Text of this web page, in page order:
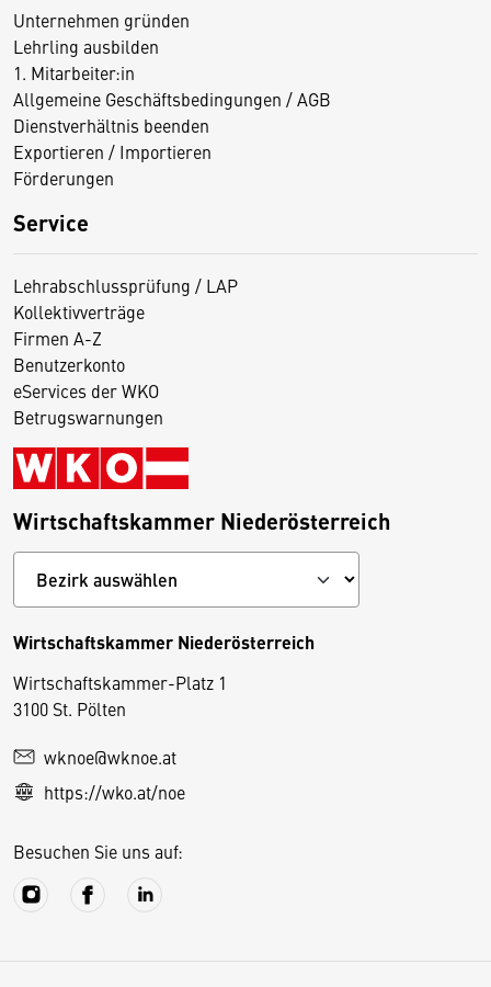
Unternehmen gründen
Lehrling ausbilden
1. Mitarbeiter:in
Allgemeine Geschäftsbedingungen / AGB
Dienstverhältnis beenden
Exportieren / Importieren
Förderungen
Service
Lehrabschlussprüfung / LAP
Kollektivverträge
Firmen A-Z
Benutzerkonto
eServices der WKO
Betrugswarnungen
Wirtschaftskammer Niederösterreich
Wirtschaftskammer Niederösterreich
Wirtschaftskammer-Platz 1
3100 St. Pölten
wknoe@wknoe.at
https://wko.at/noe
Besuchen Sie uns auf:
D
e
s
S
e